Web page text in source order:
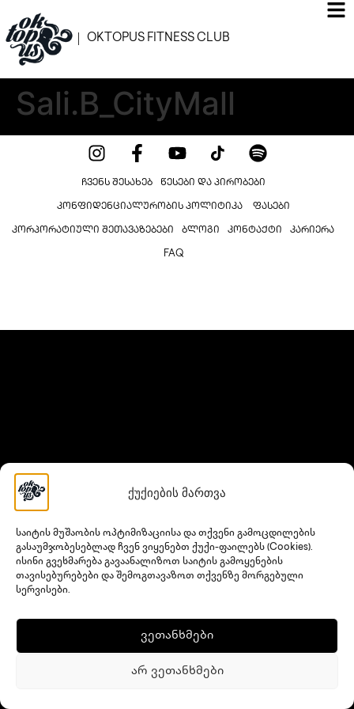
ქუქიების მართვა
საიტის მუშაობის ოპტიმიზაციისა და თქვენი გამოცდილების
გასაუმჯობესებლად ჩვენ ვიყენებთ ქუქი-ფაილებს (Cookies).
ისინი გვეხმარება გავაანალიზოთ საიტის გამოყენების
თავისებურებები და შემოგთავაზოთ თქვენზე მორგებული
სერვისები.
ვეთანხმები
არ ვეთანხმები
OKTOPUS FITNESS CLUB
Sali.B_CityMall
ᲩᲕᲔᲜᲡ ᲨᲔᲡᲐᲮᲔᲑ ᲬᲔᲡᲔᲑᲘ ᲓᲐ ᲞᲘᲠᲝᲑᲔᲑᲘ
ᲙᲝᲜᲤᲘᲓᲔᲜᲪᲘᲐᲚᲣᲠᲝᲑᲘᲡ ᲞᲝᲚᲘᲢᲘᲙᲐ ​ ᲤᲐᲡᲔᲑᲘ
ᲙᲝᲠᲞᲝᲠᲐᲢᲘᲣᲚᲘ ᲨᲔᲗᲐᲕᲐᲖᲔᲑᲔᲑᲘ ᲑᲚᲝᲒᲘ ᲙᲝᲜᲢᲐᲥᲢᲘ ᲙᲐᲠᲘᲔᲠᲐ
FAQ